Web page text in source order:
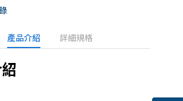
產品介紹 詳細規格